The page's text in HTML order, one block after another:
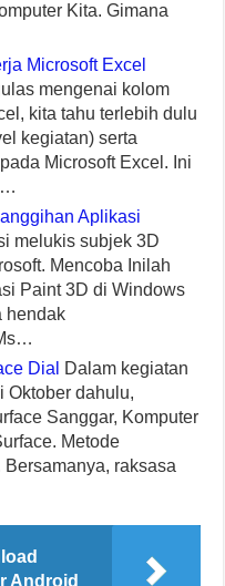
Kita. Gimana
Microsoft Excel
mengenai kolom
kita tahu terlebih dulu
kegiatan) serta
Microsoft Excel. Ini
Aplikasi
melukis subjek 3D
Mencoba Inilah
Paint 3D di Windows
hendak
Dial
Dalam kegiatan
Oktober dahulu,
Sanggar, Komputer
Metode
raksasa
Android